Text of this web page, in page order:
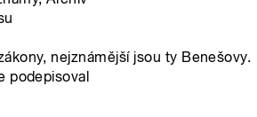
nejznámější jsou ty Benešovy.
podepisoval